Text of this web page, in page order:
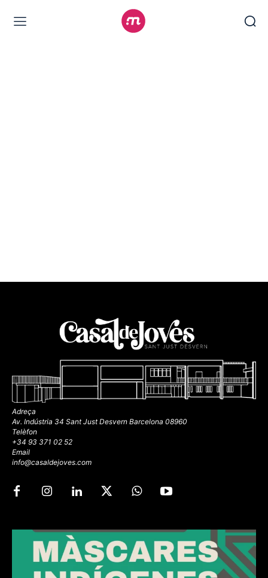
Adreça
Av. Indústria 34 Sant Just Desvern Barcelona 08960
Telèfon
+34 93 371 02 52
Email
info@casaldejoves.com